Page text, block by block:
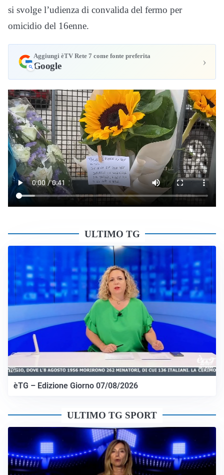
si svolge l’udienza di convalida del fermo per
omicidio del 16enne.
Aggiungi èTV Rete 7 come fonte preferita
Google ›
ULTIMO TG
èTG – Edizione Giorno 07/08/2026
ULTIMO TG SPORT